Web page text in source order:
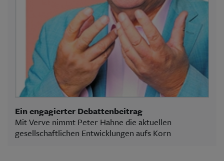
Ein engagierter Debattenbeitrag
Mit Verve nimmt Peter Hahne die aktuellen
gesellschaftlichen Entwicklungen aufs Korn